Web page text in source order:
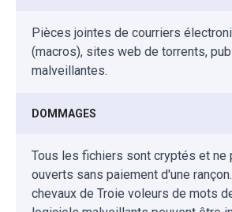
Pièces jointes de courriers
(macros), sites web de torrents,
malveillantes.
DOMMAGES
Tous les fichiers sont cryptés et ne
ouverts sans paiement d'une
chevaux de Troie voleurs de mots